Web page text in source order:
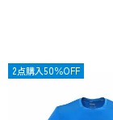
OUTLET
2点購入50％OFF